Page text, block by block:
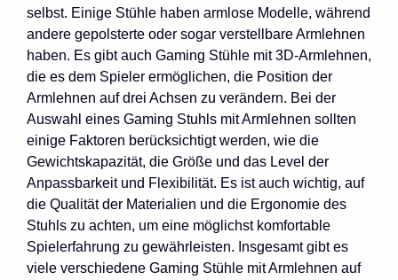
selbst. Einige Stühle haben armlose Modelle, während
andere gepolsterte oder sogar verstellbare Armlehnen
haben. Es gibt auch Gaming Stühle mit 3D-Armlehnen,
die es dem Spieler ermöglichen, die Position der
Armlehnen auf drei Achsen zu verändern. Bei der
Auswahl eines Gaming Stuhls mit Armlehnen sollten
einige Faktoren berücksichtigt werden, wie die
Gewichtskapazität, die Größe und das Level der
Anpassbarkeit und Flexibilität. Es ist auch wichtig, auf
die Qualität der Materialien und die Ergonomie des
Stuhls zu achten, um eine möglichst komfortable
Spielerfahrung zu gewährleisten. Insgesamt gibt es
viele verschiedene Gaming Stühle mit Armlehnen auf